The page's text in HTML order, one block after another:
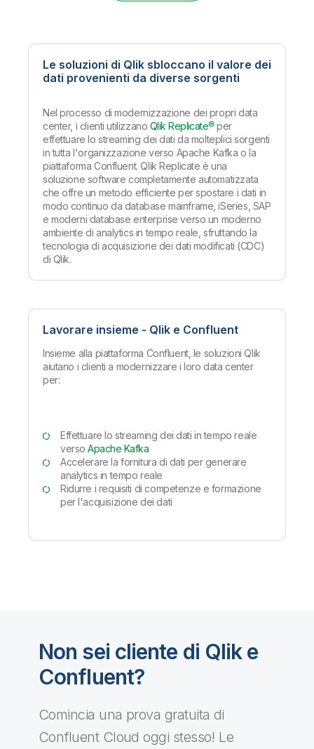
Le soluzioni di Qlik sbloccano il valore dei
dati provenienti da diverse sorgenti
Nel processo di modernizzazione dei propri data
center, i clienti utilizzano Qlik Replicate®per
effettuare lo streaming dei dati da molteplici sorgenti
in tutta l'organizzazione verso Apache Kafka o la
piattaforma Confluent. Qlik Replicate è una
soluzione software completamente automatizzata
che offre un metodo efficiente per spostare i dati in
modo continuo da database mainframe, iSeries, SAP
e moderni database enterprise verso un moderno
ambiente di analytics in tempo reale, sfruttando la
tecnologia di acquisizione dei dati modificati (CDC)
di Qlik.
Lavorare insieme - Qlik e Confluent
Insieme alla piattaforma Confluent, le soluzioni Qlik
aiutano i clienti a modernizzare i loro data center
per:
Effettuare lo streaming dei dati in tempo reale
versoApache Kafka
Accelerare la fornitura di dati per generare
analytics in tempo reale
Ridurre i requisiti di competenze e formazione
per l'acquisizione dei dati
Non sei cliente di Qlik e
Confluent?
Comincia una prova gratuita di
Confluent Cloud oggi stesso! Le